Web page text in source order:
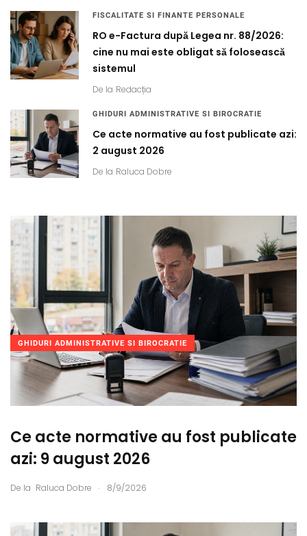
FISCALITATE SI FINANTE PERSONALE
RO e-Factura după Legea nr. 88/2026:
cine nu mai este obligat să folosească
sistemul
De la Redacția
GHIDURI ADMINISTRATIVE SI BIROCRATIE
Ce acte normative au fost publicate azi:
2 august 2026
De la Raluca Dobre
GHIDURI ADMINISTRATIVE SI BIROCRATIE
Ce acte normative au fost publicate
azi: 9 august 2026
De la Raluca Dobre . 8/9/2026